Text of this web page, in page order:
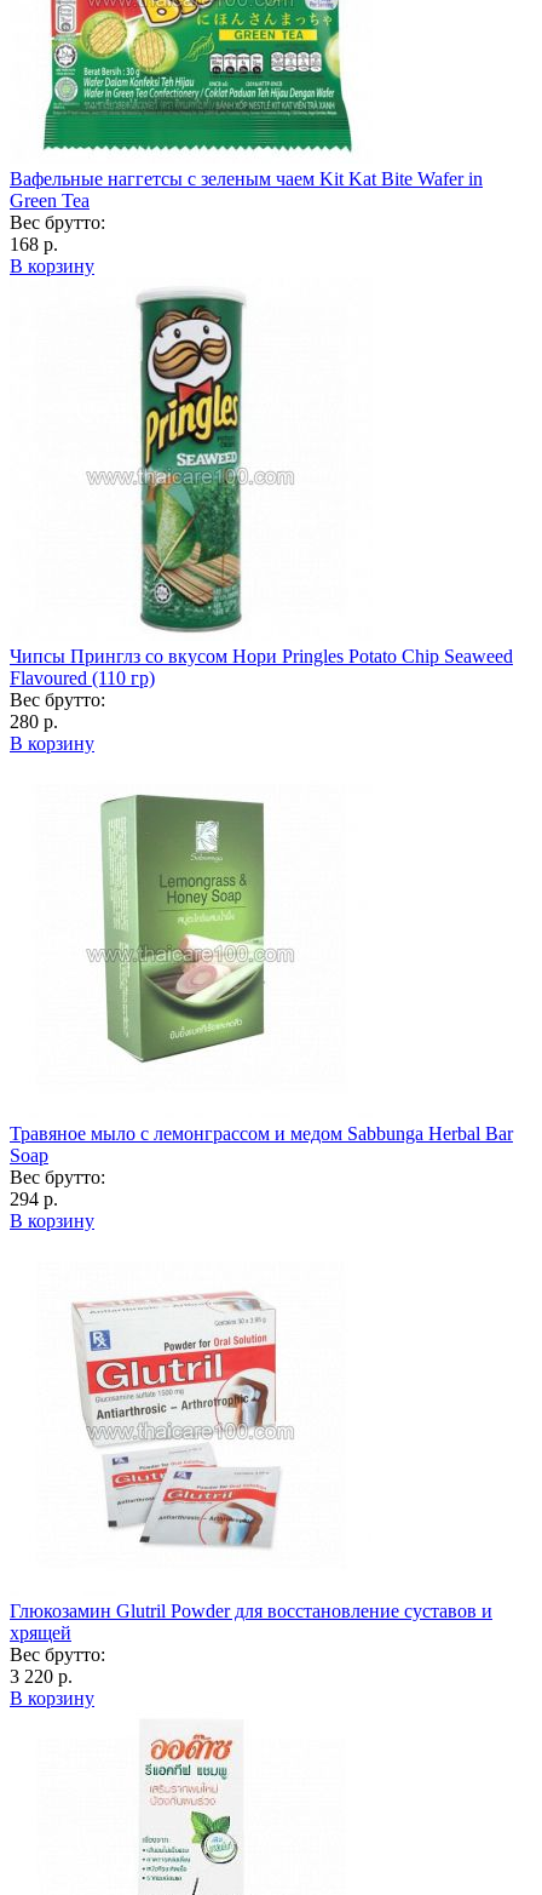
Вафельные наггетсы с зеленым чаем Kit Kat Bite Wafer in
Green Tea
Вес брутто:
168 р.
В корзину
Чипсы Принглз со вкусом Нори Pringles Potato Chip Seaweed
Flavoured (110 гр)
Вес брутто:
280 р.
В корзину
Травяное мыло с лемонграссом и медом Sabbunga Herbal Bar
Soap
Вес брутто:
294 р.
В корзину
Глюкозамин Glutril Powder для восстановление суставов и
хрящей
Вес брутто:
3 220 р.
В корзину